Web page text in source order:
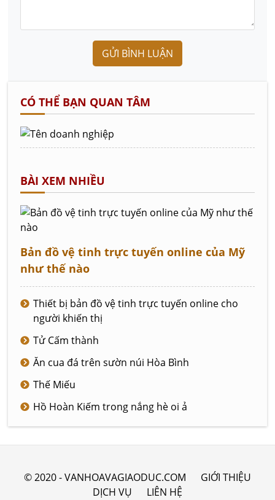
GỬI BÌNH LUẬN
CÓ THỂ BẠN QUAN TÂM
BÀI XEM NHIỀU
Bản đồ vệ tinh trực tuyến online của Mỹ
như thế nào
Thiết bị bản đồ vệ tinh trực tuyến online cho
người khiến thị
Tử Cấm thành
Ăn cua đá trên sườn núi Hòa Bình
Thế Miếu
Hồ Hoàn Kiếm trong nắng hè oi ả
© 2020 - VANHOAVAGIAODUC.COM
GIỚI THIỆU
DỊCH VỤ
LIÊN HỆ